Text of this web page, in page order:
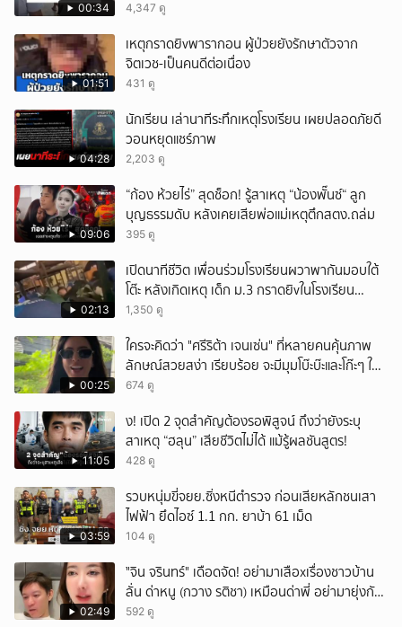
00:34 4,347 ดู
01:51
เหตุกราดยิvพารากอน ผู้ป่วยยังรักษาตัวจาก
จิตเวช-เป็นคนดีต่อเนื่อง
431 ดู
04:28
นักเรียน เล่านาทีระทึกเหตุโรงเรียน เผยปลอดภัยดี
วอนหยุดแชร์ภาพ
2,203 ดู
09:06
“ก้อง ห้วยไร่” สุดช็อก! รู้สาเหตุ “น้องพั๊นซ์“ ลูก
บุญธรรมดับ หลังเคยเสียพ่อแม่เหตุตึกสตง.ถล่ม
395 ดู
02:13
เปิดนาทีชีวิต เพื่อนร่วมโรงเรียนผวาพากันมอบใต้
โต๊ะ หลังเกิดเหตุ เด็ก ม.3 กราดยิvในโรงเรียน
เทพศิรินทร์นนท์ แบบไม่เลือกหน้า เสียงปืนดังสนั่น
1,350 ดู
00:25
ใครจะคิดว่า "ศรีริต้า เจนเซ่น" ที่หลายคนคุ้นภาพ
ลักษณ์สวยสง่า เรียบร้อย จะมีมุมโบ๊ะบ๊ะและโก๊ะๆ ให้
ได้อมยิ้มเหมือนกัน งานนี้ทำเอาแฟนๆ ทั้งเอ็นดูทั้ง
674 ดู
11:05
ึ้ง! เปิด 2 จุดสำคัญต้องรอพิสูจน์ ถึงว่ายังระบุ
สาเหตุ “ฮลุน” เสียชีวิตไม่ได้ แม้รู้ผลชันสูตร!
428 ดู
03:59
รวบหนุ่มขี่จยย.ซิ่งหนีตำรวจ ก่อนเสียหลักชนเสา
ไฟฟ้า ยึดไอซ์ 1.1 กก. ยาบ้า 61 เม็ด
104 ดู
02:49
ั่"จิน จรินทร์" เดือดจัด! อย่ามาเสือxเรื่องชาวบ้าน
ลั่น ด่าหนู (กวาง รติชา) เหมือนด่าพี่ อย่ามายุ่งกับ
คนของผม จบ!!!
592 ดู